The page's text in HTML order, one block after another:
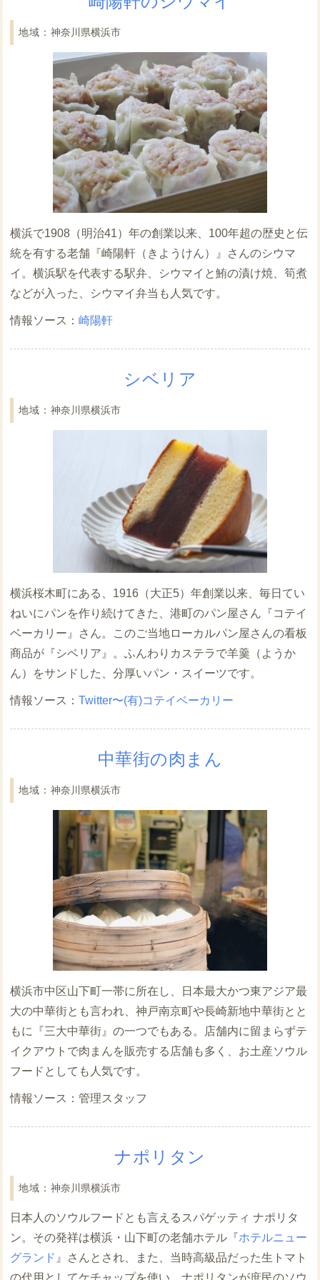
神奈川県横浜市
横浜で1908（明治41）年の創業以来、100年超の歴史と伝
統を有する老舗『崎陽軒（きようけん）』さんのシウマ
イ。横浜駅を代表する駅弁、シウマイと鮪の漬け焼、筍煮
などが入った、シウマイ弁当も人気です。
崎陽軒
シベリア
神奈川県横浜市
横浜桜木町にある、1916（大正5）年創業以来、毎日てい
ねいにパンを作り続けてきた、港町のパン屋さん『コテイ
ベーカリー』さん。このご当地ローカルパン屋さんの看板
商品が『シベリア』。ふんわりカステラで羊羹（ようか
ん）をサンドした、分厚いパン・スイーツです。
Twitter〜(有)コテイベーカリー
中華街の肉まん
神奈川県横浜市
横浜市中区山下町一帯に所在し、日本最大かつ東アジア最
大の中華街とも言われ、神戸南京町や長崎新地中華街とと
もに『三大中華街』の一つでもある。店舗内に留まらずテ
イクアウトで肉まんを販売する店舗も多く、お土産ソウル
フードとしても人気です。
管理スタッフ
ナポリタン
神奈川県横浜市
日本人のソウルフードとも言えるスパゲッティ ナポリタ
ン。その発祥は横浜・山下町の老舗ホテル『ホテルニュー
グランド 』さんとされ、また、当時高級品だった生トマト
の代用としてケチャップを使い、ナポリタンが庶民のソウ